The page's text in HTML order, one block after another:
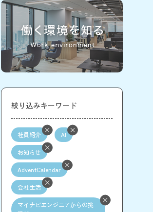
絞り込みキーワード
社員紹介 AI
お知らせ
AdventCalendar
会社生活
マイナビエンジニアからの挑